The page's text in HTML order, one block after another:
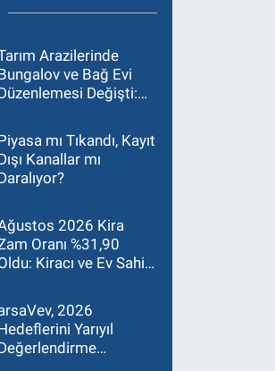
Arazilerinde
ve Bağ Evi
Değişti:
Dönüme İndirildi
mı Tıkandı, Kayıt
Kanallar mı
2026 Kira
Oranı %31,90
Kiracı ve Ev Sahibi
2026
Yarıyıl